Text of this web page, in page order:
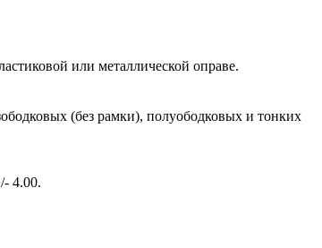
или металлической оправе.
(без рамки), полуободковых и тонких
4.00.